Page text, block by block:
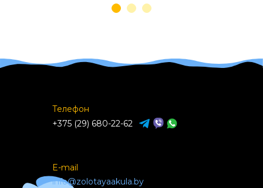
Телефон
+375 (29) 680-22-62
E-mail
info@zolotayaakula.by